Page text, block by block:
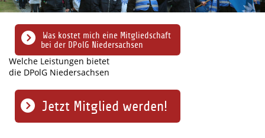
Was kostet mich eine Mitgliedschaft
bei der DPolG Niedersachsen
Welche Leistungen bietet
die DPolG Niedersachsen
Jetzt Mitglied werden!